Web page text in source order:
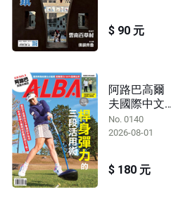
$ 90 元
阿路巴高爾
夫國際中文
版 - No.0140
No. 0140
2026-08-01
$ 180 元